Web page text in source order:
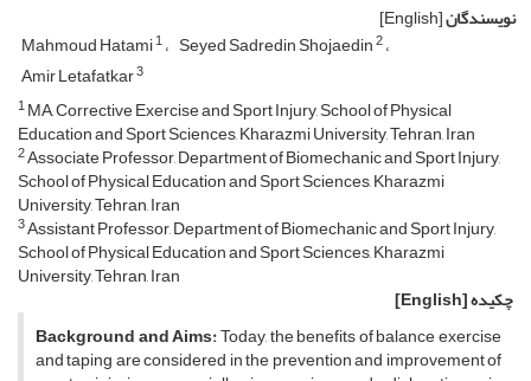
نویسندگان[English]
Mahmoud Hatami1 Seyed Sadredin Shojaedin2
Amir Letafatkar3
1MA, Corrective Exercise and Sport Injury, School of Physical
Education and Sport Sciences, Kharazmi University, Tehran, Iran
2Associate Professor, Department of Biomechanic and Sport Injury,
School of Physical Education and Sport Sciences, Kharazmi
University, Tehran, Iran
3Assistant Professor, Department of Biomechanic and Sport Injury,
School of Physical Education and Sport Sciences, Kharazmi
University, Tehran, Iran
چکیده[English]
Background and Aims:Today, the benefits of balance exercise
and taping are considered in the prevention and improvement of